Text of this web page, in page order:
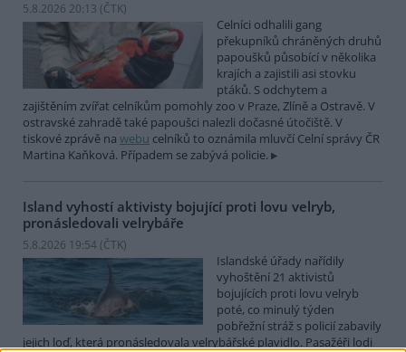
5.8.2026 20:13 (ČTK)
Celníci odhalili gang
překupníků chráněných druhů
papoušků působící v několika
krajích a zajistili asi stovku
ptáků. S odchytem a
zajištěním zvířat celníkům pomohly zoo v Praze, Zlíně a Ostravě. V
ostravské zahradě také papoušci nalezli dočasné útočiště. V
tiskové zprávě na webu celníků to oznámila mluvčí Celní správy ČR
Martina Kaňková. Případem se zabývá policie.
Island vyhostí aktivisty bojující proti lovu velryb,
pronásledovali velrybáře
5.8.2026 19:54 (ČTK)
Islandské úřady nařídily
vyhoštění 21 aktivistů
bojujících proti lovu velryb
poté, co minulý týden
pobřežní stráž s policií zabavily
jejich loď, která pronásledovala velrybářské plavidlo. Pasažéři lodi